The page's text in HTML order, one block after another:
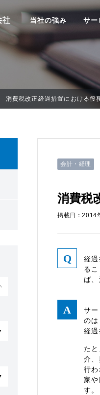
当社の強み サー
消費税改正経過措置における役
会計・経理
消費税
掲載日：2014
経
る
ば
サ
の
経過
た
介
行
家
す。